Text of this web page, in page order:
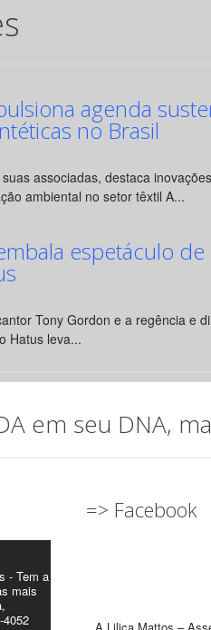
agenda
no Brasil
associadas, destaca
ambiental no setor têxtil A...
espetáculo
Tony Gordon e a regência e
Hatus leva...
em seu DNA,
- Tem a
mais
=> Facebook